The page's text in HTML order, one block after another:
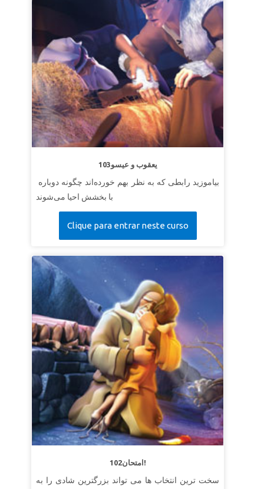
103یعقوب و عیسو
با بخشش احیا می‌شوند
Clique para entrar neste curso
102امتحان!
سخت ترین انتخاب ها می تواند بزرگترین شادی را به